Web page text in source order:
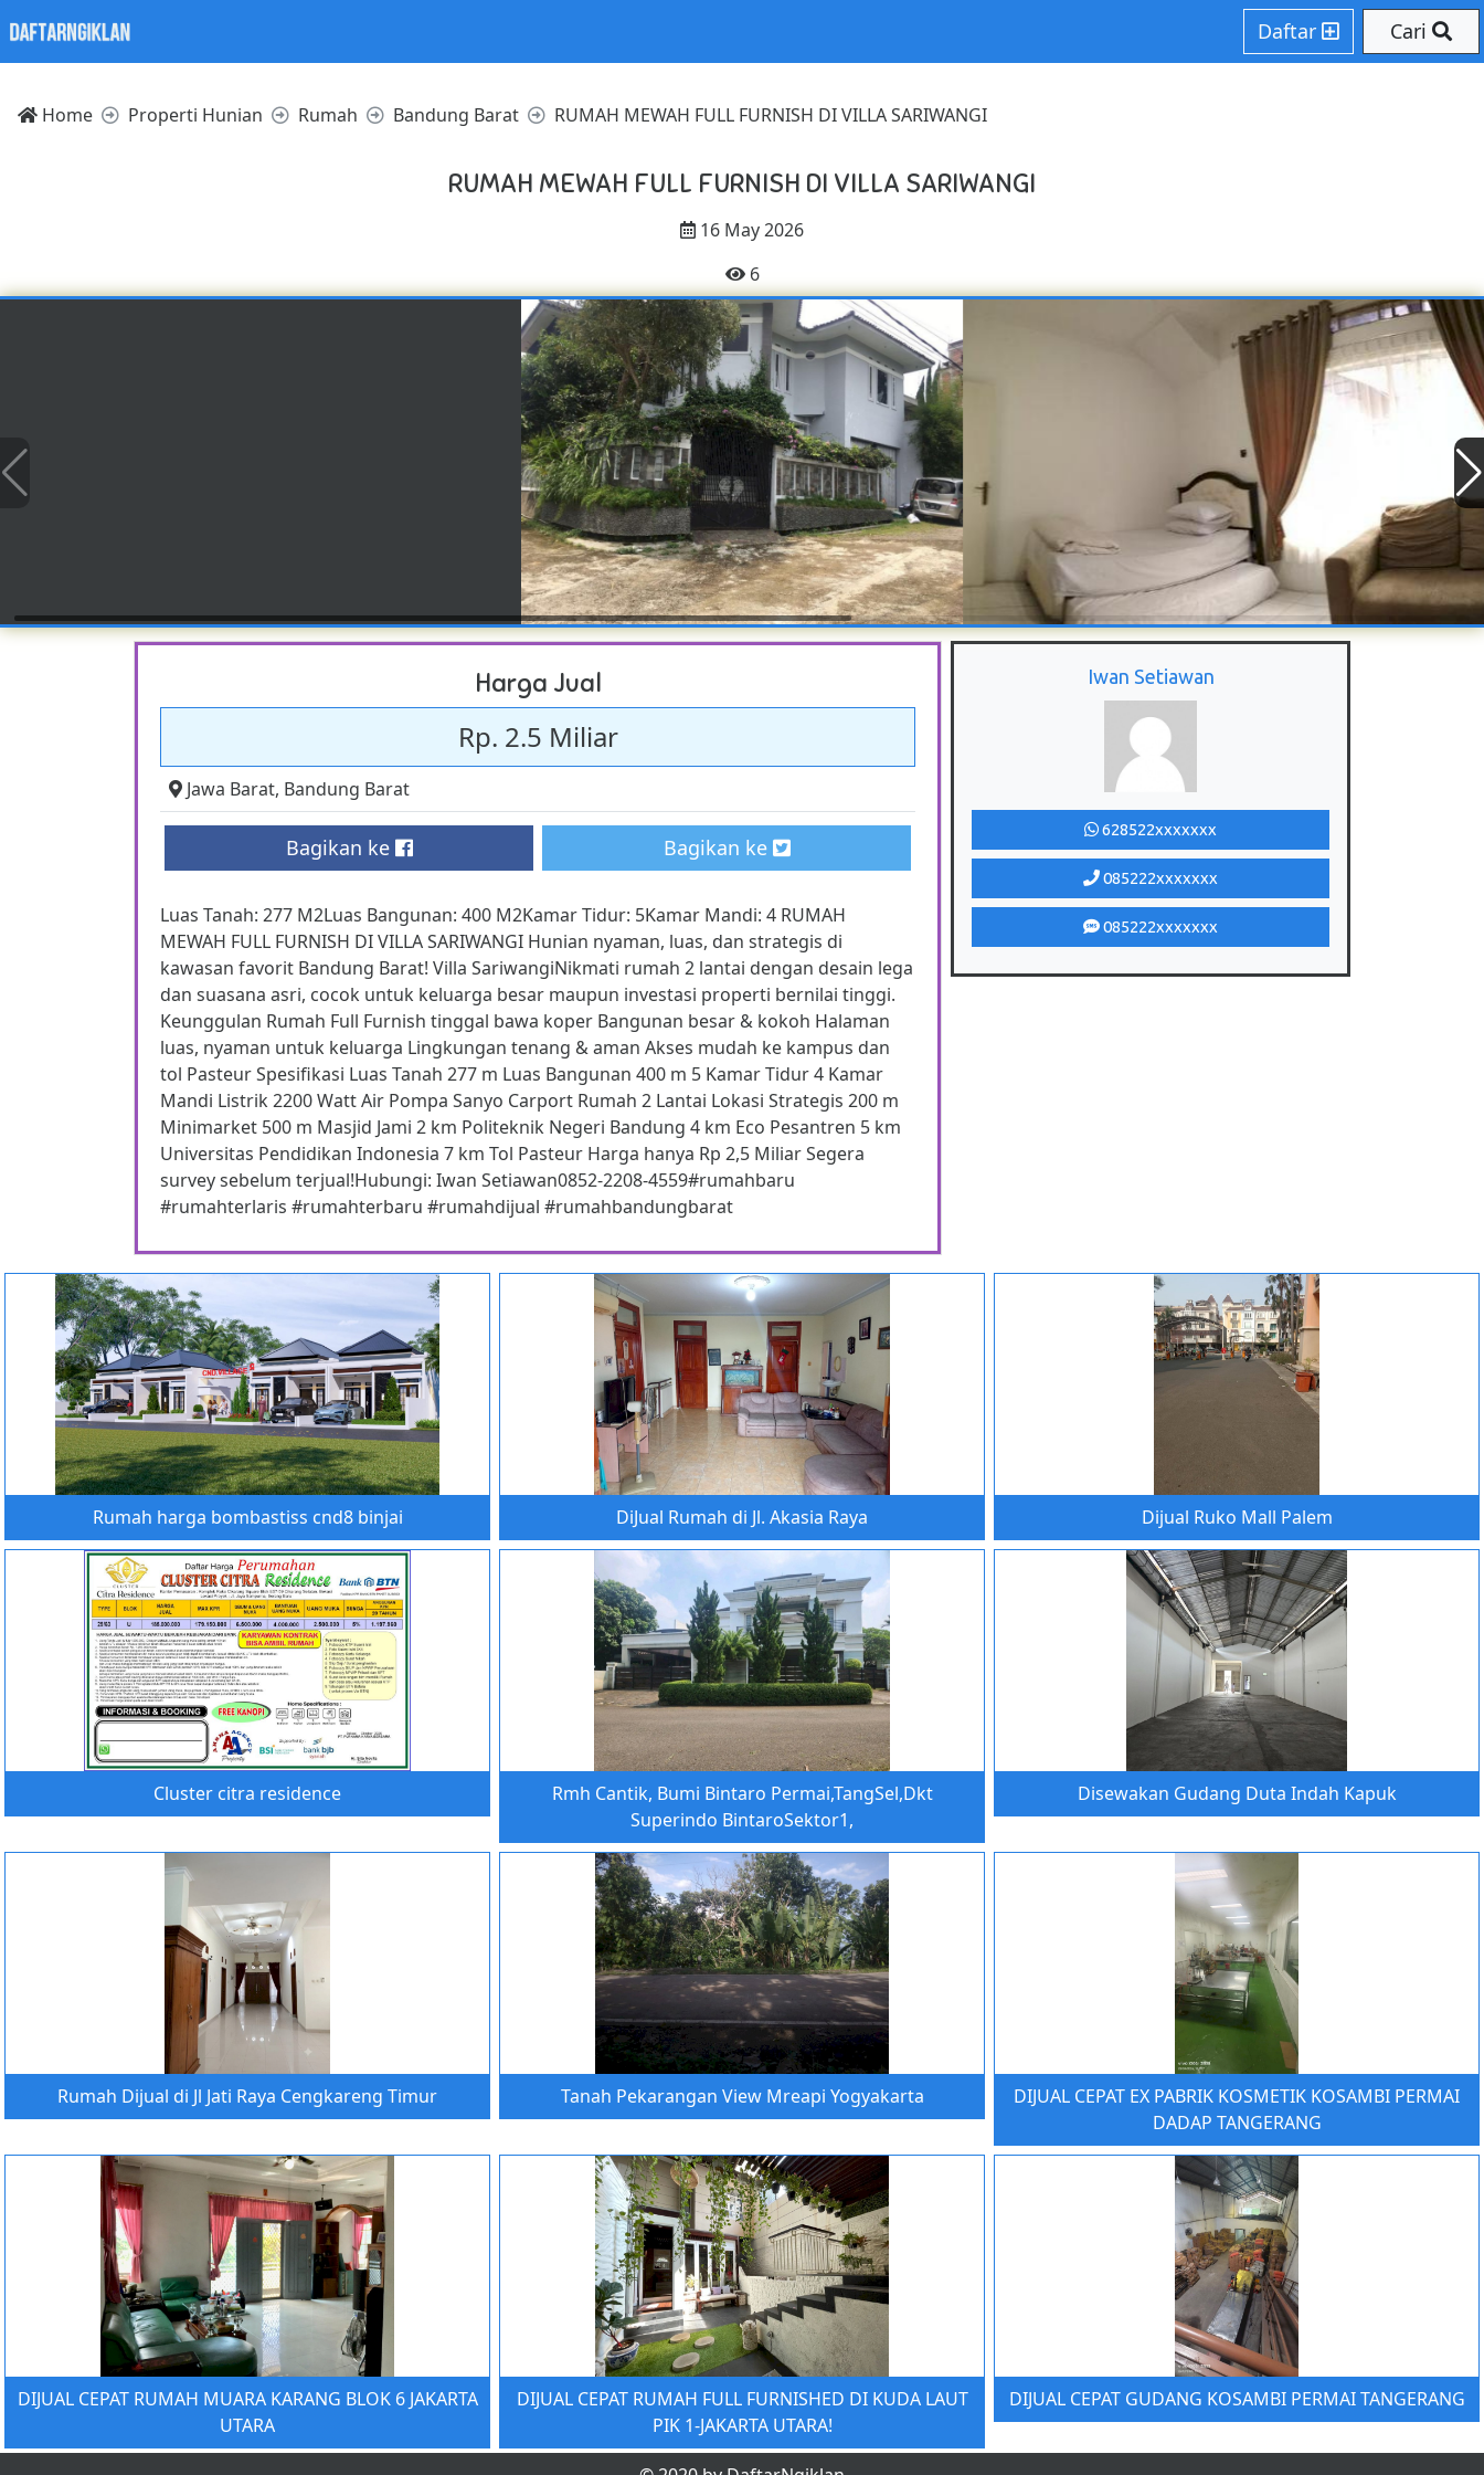
Daftar Cari
Home Properti Hunian Rumah Bandung Barat RUMAH MEWAH FULL FURNISH DI VILLA SARIWANGI
RUMAH MEWAH FULL FURNISH DI VILLA SARIWANGI
16 May 2026
6
Harga Jual
Rp. 2.5 Miliar
Jawa Barat, Bandung Barat
Bagikan ke Bagikan ke
Luas Tanah: 277 M2Luas Bangunan: 400 M2Kamar Tidur: 5Kamar Mandi: 4 RUMAH
MEWAH FULL FURNISH DI VILLA SARIWANGI Hunian nyaman, luas, dan strategis di
kawasan favorit Bandung Barat! Villa SariwangiNikmati rumah 2 lantai dengan desain lega
dan suasana asri, cocok untuk keluarga besar maupun investasi properti bernilai tinggi.
Keunggulan Rumah Full Furnish tinggal bawa koper Bangunan besar & kokoh Halaman
luas, nyaman untuk keluarga Lingkungan tenang & aman Akses mudah ke kampus dan
tol Pasteur Spesifikasi Luas Tanah 277 m Luas Bangunan 400 m 5 Kamar Tidur 4 Kamar
Mandi Listrik 2200 Watt Air Pompa Sanyo Carport Rumah 2 Lantai Lokasi Strategis 200 m
Minimarket 500 m Masjid Jami 2 km Politeknik Negeri Bandung 4 km Eco Pesantren 5 km
Universitas Pendidikan Indonesia 7 km Tol Pasteur Harga hanya Rp 2,5 Miliar Segera
survey sebelum terjual!Hubungi: Iwan Setiawan0852-2208-4559#rumahbaru
#rumahterlaris #rumahterbaru #rumahdijual #rumahbandungbarat
Iwan Setiawan
628522xxxxxxx
085222xxxxxxx
085222xxxxxxx
Rumah harga bombastiss cnd8 binjai DiJual Rumah di Jl. Akasia Raya Dijual Ruko Mall Palem
Cluster citra residence
Rmh Cantik, Bumi Bintaro Permai,TangSel,Dkt
Superindo BintaroSektor1,
Disewakan Gudang Duta Indah Kapuk
Rumah Dijual di Jl Jati Raya Cengkareng Timur Tanah Pekarangan View Mreapi Yogyakarta
DIJUAL CEPAT EX PABRIK KOSMETIK KOSAMBI PERMAI
DADAP TANGERANG
DIJUAL CEPAT RUMAH MUARA KARANG BLOK 6 JAKARTA
UTARA
DIJUAL CEPAT RUMAH FULL FURNISHED DI KUDA LAUT
PIK 1-JAKARTA UTARA!
DIJUAL CEPAT GUDANG KOSAMBI PERMAI TANGERANG